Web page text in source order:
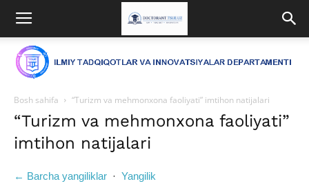
Bosh sahifa “Turizm va mehmonxona faoliyati” imtihon natijalari
“Turizm va mehmonxona faoliyati”
imtihon natijalari
← Barcha yangiliklar · Yangilik